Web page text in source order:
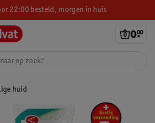
22:00 besteld, morgen in huis
0.
00
huid